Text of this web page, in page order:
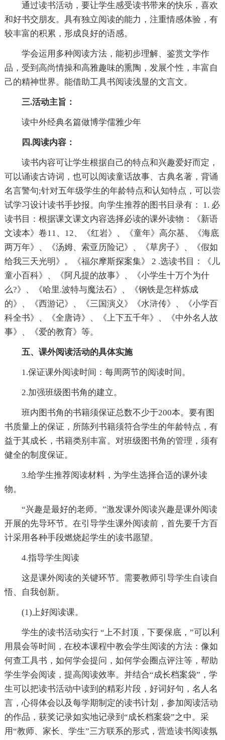
通过读书活动，要让学生感受读书带来的快乐，喜欢
和好书交朋友。具有独立阅读的能力，注重情感体验，有
较丰富的积累，形成良好的语感。
学会运用多种阅读方法，能初步理解、鉴赏文学作
品，受到高尚情操和高雅趣味的熏陶，发展个性，丰富自
己的精神世界。能借助工具书阅读浅显的文言文。
三.活动主旨：
读中外经典名篇做博学儒雅少年
四.阅读内容：
读书内容可让学生根据自己的特点和兴趣爱好而定，
可以诵读古诗词，也可以阅读童话故事、古典名著，背诵
名言警句;针对五年级学生的年龄特点和认知特点，可以尝
试学习设计读书手抄报。向学生推荐的图书目录有： 1. 必
读书目：根据课文课文内容选择必读的课外读物：《新语
文读本》卷11、12、《红岩》、《童年》高尔基、《海底
两万年》、《汤姆、索亚历险记》、《草房子》、《假如
给我三天光明》。《福尔摩斯探案集》 2 .选读书目：《儿
童小百科》、《阿凡提的故事》、《小学生十万个为什
么?》、《哈里.波特与魔法石》、《钢铁是怎样炼成
的》、《西游记》、《三国演义》《水浒传》、《小学百
科全书》、《全唐诗》、《上下五千年》、《中外名人故
事》、《爱的教育》等。
五、课外阅读活动的具体实施
1.保证课外阅读时间：每周两节的阅读时间。
2.加强班级图书角的建立。
班内图书角的书籍须保证总数不少于200本。要有图
书质量上的保证，所陈列书籍须符合学生的年龄特点，有
益于其成长，书籍类别丰富。对班级图书角的管理，须有
健全的制度保证。
3.给学生推荐阅读材料，为学生选择合适的课外读
物。
“兴趣是最好的老师。”激发课外阅读兴趣是课外阅读
开展的先导环节。在引导学生课外阅读前，首先要千方百
计采用各种手段燃烧起学生的读书愿望。
4.指导学生阅读
这是课外阅读的关键环节。需要教师引导学生自读自
悟、自我创新。
(1)上好阅读课。
学生的读书活动实行 “上不封顶，下要保底，”可以利
用晨会等时间，在校本课程中教会学生阅读的方法：像如
何查工具书，如何学会提问，如何学会圈点评注等，帮助
学生学会阅读，提高阅读效率。并结合“成长档案袋”，学
生可以把读书活动中读到的精彩片段，好词好句，名人名
言，心得体会以及每学期制定的读书计划，参加阅读活动
的作品，获奖记录如实地记录到“成长档案袋”之中。采
用“教师、家长、学生”三方联系的形式，营造读书阅读氛